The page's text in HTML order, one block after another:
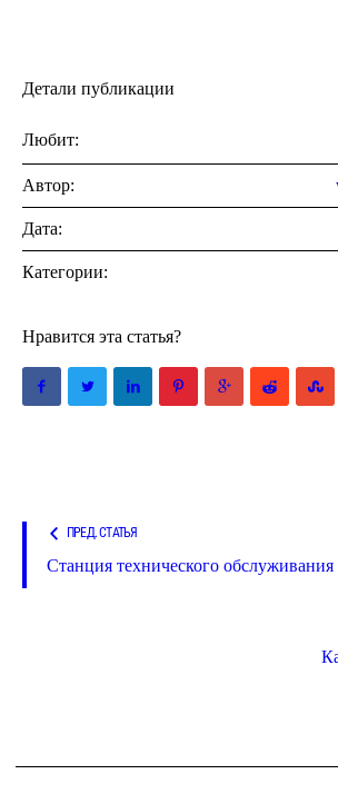
Детали публикации
Любит:
Автор:
Дата:
Категории:
Нравится эта статья?
ПРЕД. СТАТЬЯ
Станция технического обслуживания